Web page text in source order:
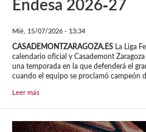
Endesa 2026-27
Mié, 15/07/2026 - 13:34
CASADEMONTZARAGOZA.ES La Liga
calendario oficial y Casademont
una temporada en la que defenderá el
cuando el equipo se proclamó campeón
Leer más